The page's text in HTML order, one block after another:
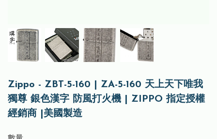
Zippo - ZBT-5-160 | ZA-5-160 天上天下唯我
獨尊 銀色漢字 防風打火機 | ZIPPO 指定授權
經銷商 |美國製造